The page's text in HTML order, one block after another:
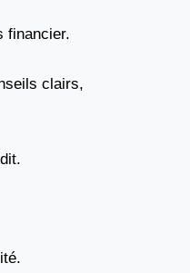
financier.
clairs,